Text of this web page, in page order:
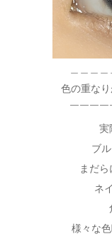
色の重な
￣￣￣
実
ブ
まだ
ネ
様々な